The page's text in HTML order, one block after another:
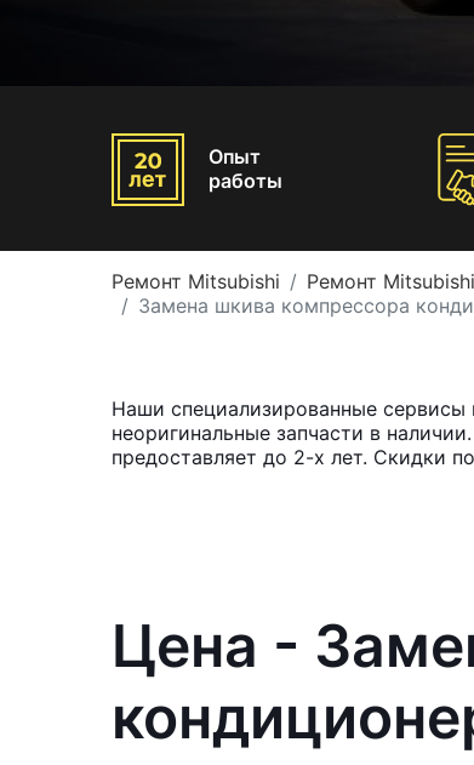
Опыт
работы
Ремонт Mitsubishi Ремонт
Замена шкива компрессора
Наши специализированные сервисы
неоригинальные запчасти в
предоставляет до 2-х лет. Скидки
Цена -